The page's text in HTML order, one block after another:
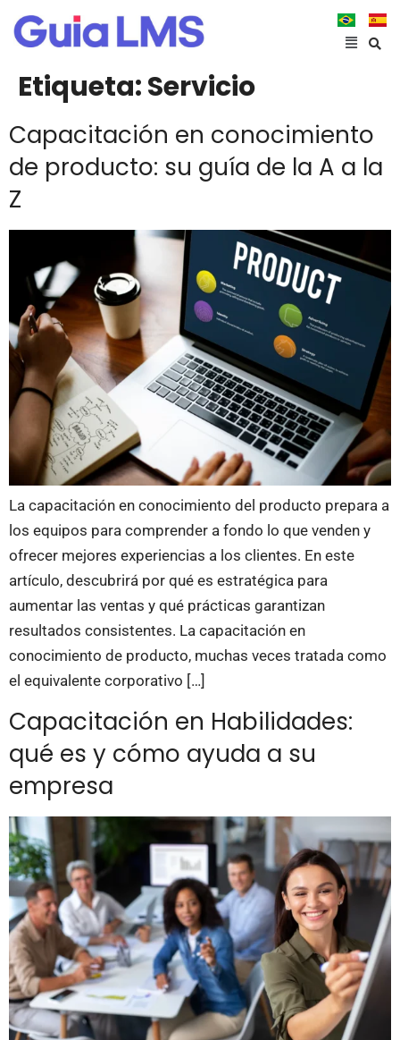
Etiqueta:Servicio
Capacitación en conocimiento
de producto: su guía de la A a la
Z
La capacitación en conocimiento del producto prepara a
los equipos para comprender a fondo lo que venden y
ofrecer mejores experiencias a los clientes. En este
artículo, descubrirá por qué es estratégica para
aumentar las ventas y qué prácticas garantizan
resultados consistentes. La capacitación en
conocimiento de producto, muchas veces tratada como
el equivalente corporativo […]
Capacitación en Habilidades:
qué es y cómo ayuda a su
empresa